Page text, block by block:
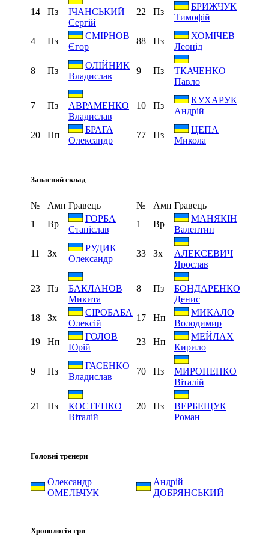
14 Пз
ІЧАНСЬКИЙ
Сергій
22 Пз
БРИЖЧУК
Тимофій
4 Пз
СМІРНОВ
Єгор
88 Пз
ХОМІЧЕВ
Леонід
8 Пз
ОЛІЙНИК
Владислав
9 Пз
ТКАЧЕНКО
Павло
7 Пз
АВРАМЕНКО
Владислав
10 Пз
КУХАРУК
Андрій
20 Нп
БРАГА
Олександр
77 Пз
ЦЕПА
Микола
Запасний склад
№ Амп Гравець № Амп Гравець
1
Вр
ГОРБА
Станіслав
1 Вр
МАНЯКІН
Валентин
11 Зх
РУДИК
Олександр
33 Зх
АЛЕКСЕВИЧ
Ярослав
23 Пз
БАКЛАНОВ
Микита
8 Пз
БОНДАРЕНКО
Денис
18
Зх
СІРОБАБА
Олексій
17 Нп
МИКАЛО
Володимир
19
Нп
ГОЛОВ
Юрій
23 Нп
МЕЙЛАХ
Кирило
9 Пз
ГАСЕНКО
Владислав
70 Пз
МИРОНЕНКО
Віталій
21 Пз
КОСТЕНКО
Віталій
20 Пз
ВЕРБЕЩУК
Роман
Головні тренери
Олександр
ОМЕЛЬЧУК
Андрій
ДОБРЯНСЬКИЙ
Хронологія гри